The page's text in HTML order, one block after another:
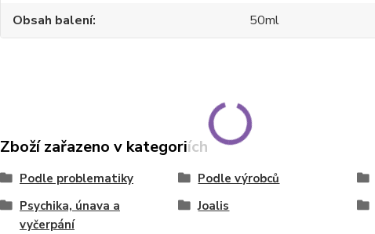
Obsah balení
50ml
Zboží zařazeno v kategoriích
Podle problematiky Podle výrobců
Psychika, únava a
vyčerpání
Joalis